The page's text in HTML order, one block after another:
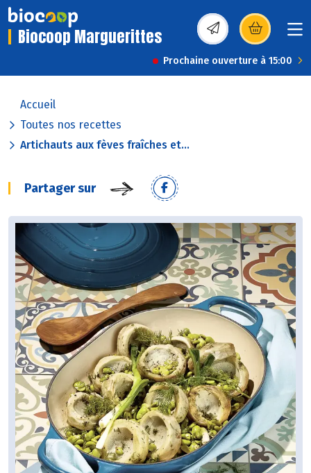
Biocoop Marguerittes (s’ouvre dans une
Prochaine ouverture à 15:00
Accueil
Toutes nos recettes
Artichauts aux fèves fraîches et...
Partager sur